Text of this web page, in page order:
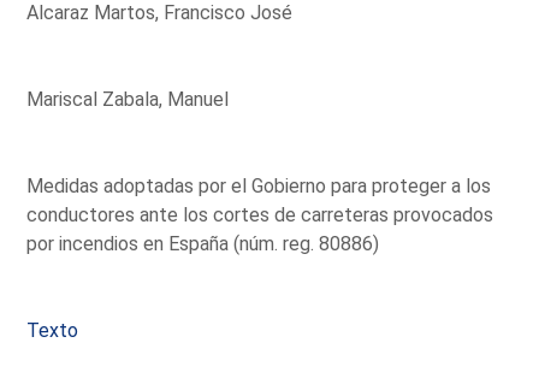
Alcaraz Martos, Francisco José
Mariscal Zabala, Manuel
Medidas adoptadas por el Gobierno para proteger a los
conductores ante los cortes de carreteras provocados
por incendios en España (núm. reg. 80886)
Texto